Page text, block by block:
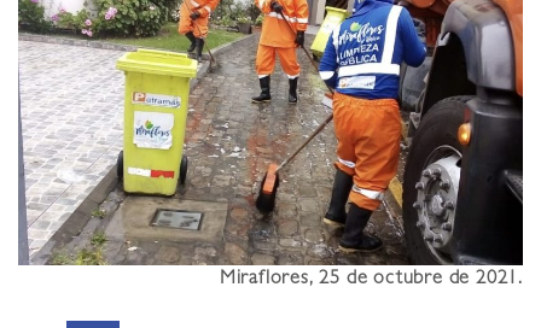
Miraflores, 25 de octubre de 2021.